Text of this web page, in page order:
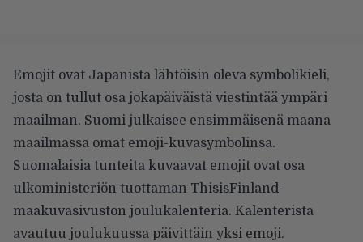
Emojit ovat Japanista lähtöisin oleva symbolikieli,
josta on tullut osa jokapäiväistä viestintää ympäri
maailman. Suomi julkaisee ensimmäisenä maana
maailmassa omat emoji-kuvasymbolinsa.
Suomalaisia tunteita kuvaavat emojit ovat osa
ulkoministeriön tuottaman ThisisFinland-
maakuvasivuston joulukalenteria. Kalenterista
avautuu joulukuussa päivittäin yksi emoji.